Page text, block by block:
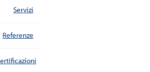
Servizi
Referenze